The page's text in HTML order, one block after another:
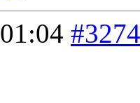
01:04 #3274